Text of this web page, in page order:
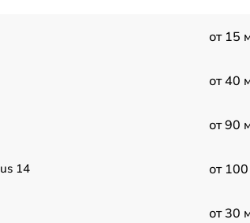
от 15
от 40
от 90
14 от
от 30